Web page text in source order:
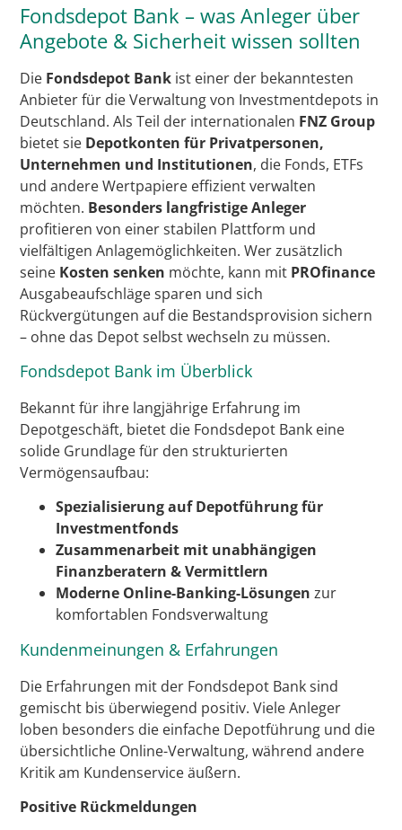
Fondsdepot Bank – was Anleger über
Angebote & Sicherheit wissen sollten
Die Fondsdepot Bank ist einer der bekanntesten
Anbieter für die Verwaltung von Investmentdepots in
Deutschland. Als Teil der internationalen FNZ Group
bietet sie Depotkonten für Privatpersonen,
Unternehmen und Institutionen, die Fonds, ETFs
und andere Wertpapiere effizient verwalten
möchten. Besonders langfristige Anleger
profitieren von einer stabilen Plattform und
vielfältigen Anlagemöglichkeiten. Wer zusätzlich
seine Kosten senken möchte, kann mit PROfinance
Ausgabeaufschläge sparen und sich
Rückvergütungen auf die Bestandsprovision sichern
– ohne das Depot selbst wechseln zu müssen.
Fondsdepot Bank im Überblick
Bekannt für ihre langjährige Erfahrung im
Depotgeschäft, bietet die Fondsdepot Bank eine
solide Grundlage für den strukturierten
Vermögensaufbau:
Spezialisierung auf Depotführung für
Investmentfonds
Zusammenarbeit mit unabhängigen
Finanzberatern & Vermittlern
Moderne Online-Banking-Lösungen zur
komfortablen Fondsverwaltung
Kundenmeinungen & Erfahrungen
Die Erfahrungen mit der Fondsdepot Bank sind
gemischt bis überwiegend positiv. Viele Anleger
loben besonders die einfache Depotführung und die
übersichtliche Online-Verwaltung, während andere
Kritik am Kundenservice äußern.
Positive Rückmeldungen